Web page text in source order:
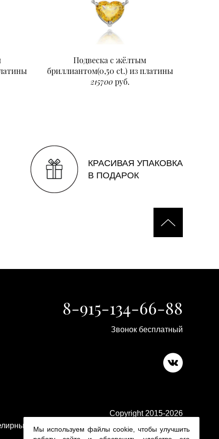
Подвеска с жёлтым
бриллиантом(0,50 ct.) из платины
215700руб.
КРАСИВАЯ УПАКОВКА
В ПОДАРОК
8-915-134-66-88
Звонок бесплатный
Copyright 2015-2026
изделия в ювелирном магазине Platina 24
Мы используем файлы cookie, чтобы улучшить